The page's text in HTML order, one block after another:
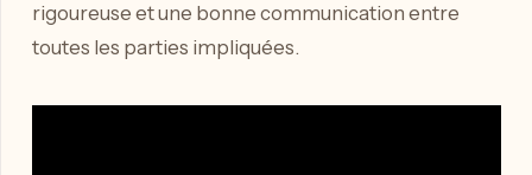
rigoureuse et une bonne communication entre
toutes les parties impliquées.